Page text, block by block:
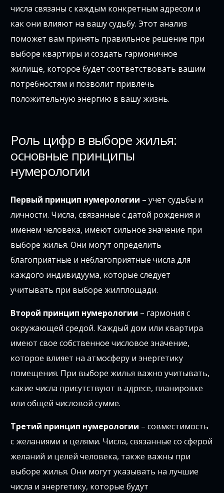
числа связаны с каждым конкретным адресом и
как они влияют на вашу судьбу. Этот анализ
поможет вам принять правильное решение при
выборе квартиры и создать гармоничное
жилище, которое будет соответствовать вашим
потребностям и позволит привлечь
положительную энергию в вашу жизнь.
Роль цифр в выборе жилья:
основные принципы
нумерологии
Первый принцип нумерологии – учет судьбы и
личности. Числа, связанные с датой рождения и
именем человека, имеют сильное значение при
выборе жилья. Они могут определить
благоприятные и неблагоприятные числа для
каждого индивидуума, которые следует
учитывать при выборе жилплощади.
Второй принцип нумерологии – гармония с
окружающей средой. Каждый дом или квартира
имеют свое собственное числовое значение,
которое влияет на атмосферу и энергетику
помещения. При выборе жилья важно учитывать,
какие числа присутствуют в адресе, планировке
или общей числовой сумме.
Третий принцип нумерологии – совместимость
с желаниями и целями. Числа, связанные со сферой
желаний и целей человека, также важны при
выборе жилья. Они могут указывать на лучшие
числа и энергетику, которые будут